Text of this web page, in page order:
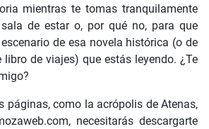
mientras te tomas tranquilamente
de estar o, por qué no, para que
de esa novela histórica (o de
libro de viajes) que estás leyendo. ¿Te
páginas, como la acrópolis de Atenas,
necesitarás descargarte